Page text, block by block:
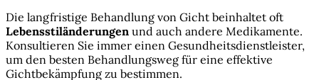
Die langfristige Behandlung von Gicht beinhaltet oft
Lebensstiländerungen und auch andere Medikamente.
Konsultieren Sie immer einen Gesundheitsdienstleister,
um den besten Behandlungsweg für eine effektive
Gichtbekämpfung zu bestimmen.